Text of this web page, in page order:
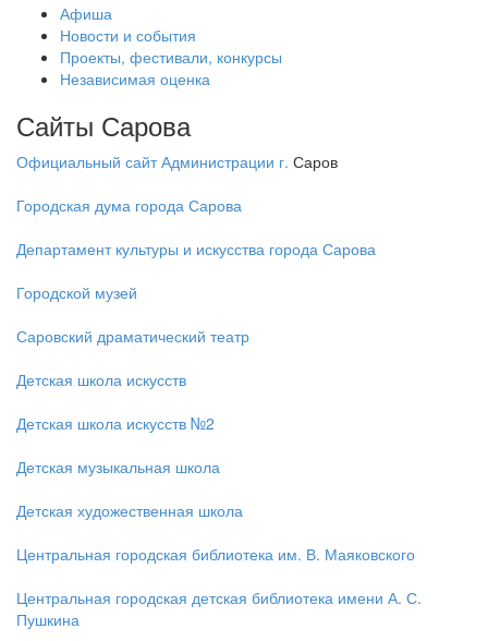
Афиша
Новости и события
Проекты, фестивали, конкурсы
Независимая оценка
Сайты Сарова
Официальный сайт Администрации г. Саров
Городская дума города Сарова
Департамент культуры и искусства города Сарова
Городской музей
Саровский драматический театр
Детская школа искусств
Детская школа искусств №2
Детская музыкальная школа
Детская художественная школа
Центральная городская библиотека им. В. Маяковского
Центральная городская детская библиотека имени А. С.
Пушкина